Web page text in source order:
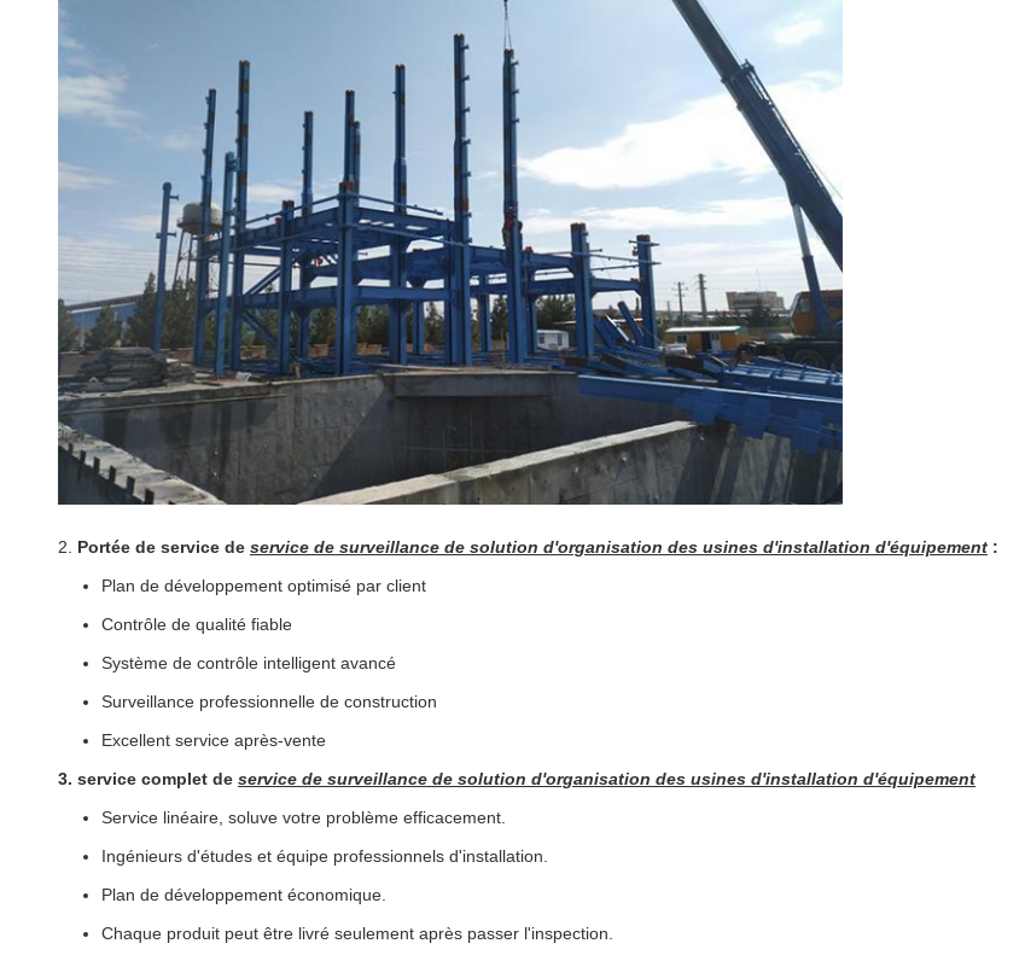
2. Portée de service de service de surveillance de solution d'organisation des usines d'installation d'équipement :
Plan de développement optimisé par client
Contrôle de qualité fiable
Système de contrôle intelligent avancé
Surveillance professionnelle de construction
Excellent service après-vente
3. service complet de service de surveillance de solution d'organisation des usines d'installation d'équipement
Service linéaire, soluve votre problème efficacement.
Ingénieurs d'études et équipe professionnels d'installation.
Plan de développement économique.
Chaque produit peut être livré seulement après passer l'inspection.